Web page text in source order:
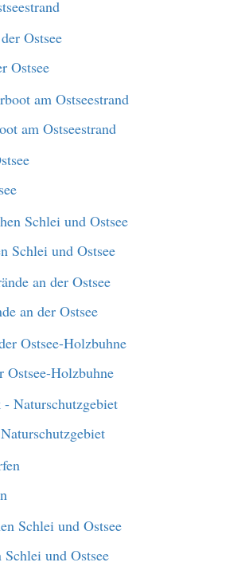
Ostsee
am Ostseestrand
Schlei und Ostsee
an der Ostsee
Ostsee-Holzbuhne
und Ostsee